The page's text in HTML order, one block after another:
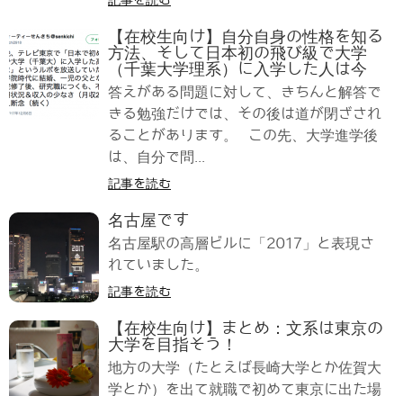
【在校生向け】自分自身の性格を知る
方法、そして日本初の飛び級で大学
（千葉大学理系）に入学した人は今
答えがある問題に対して、きちんと解答で
きる勉強だけでは、その後は道が閉ざされ
ることがあります。 この先、大学進学後
は、自分で問...
記事を読む
名古屋です
名古屋駅の高層ビルに「2017」と表現さ
れていました。
記事を読む
【在校生向け】まとめ：文系は東京の
大学を目指そう！
地方の大学（たとえば長崎大学とか佐賀大
学とか）を出て就職で初めて東京に出た場